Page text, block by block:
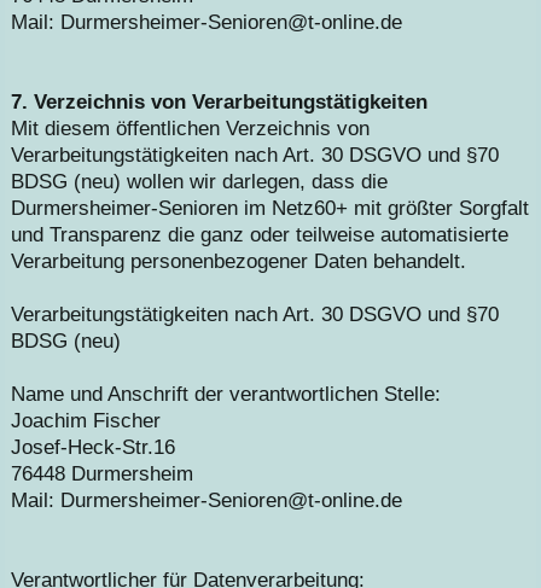
Mail: Durmersheimer-Senioren@t-online.de
7. Verzeichnis von Verarbeitungstätigkeiten
Mit diesem öffentlichen Verzeichnis von
Verarbeitungstätigkeiten nach Art. 30 DSGVO und §70
BDSG (neu) wollen wir darlegen, dass die
Durmersheimer-Senioren im Netz60+ mit größter Sorgfalt
und Transparenz die ganz oder teilweise automatisierte
Verarbeitung personenbezogener Daten behandelt.
Verarbeitungstätigkeiten nach Art. 30 DSGVO und §70
BDSG (neu)
Name und Anschrift der verantwortlichen Stelle:
Joachim Fischer
Josef-Heck-Str.16
76448 Durmersheim
Mail: Durmersheimer-Senioren@t-online.de
Verantwortlicher für Datenverarbeitung: